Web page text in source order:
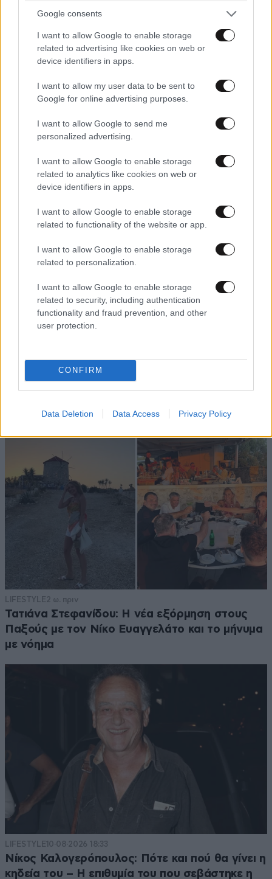
Google consents
I want to allow Google to enable storage
related to advertising like cookies on web or
device identifiers in apps.
I want to allow my user data to be sent to
Google for online advertising purposes.
I want to allow Google to send me
personalized advertising.
I want to allow Google to enable storage
related to analytics like cookies on web or
device identifiers in apps.
I want to allow Google to enable storage
related to functionality of the website or app.
I want to allow Google to enable storage
related to personalization.
I want to allow Google to enable storage
related to security, including authentication
functionality and fraud prevention, and other
user protection.
CONFIRM
Data Deletion Data Access Privacy Policy
LIFESTYLE10·08·2026 18:10
Το καλοκαιρινό ραντεβού του Nicolas Gage με
τον τόπο καταγωγής του, στην Ήπειρο
LIFESTYLE2 ω. πριν
Τατιάνα Στεφανίδου: Η νέα εξόρμηση στους
Παξούς με τον Νίκο Ευαγγελάτο και το μήνυμα
με νόημα
LIFESTYLE10·08·2026 18:33
Νίκος Καλογερόπουλος: Πότε και πού θα γίνει η
κηδεία του – Η επιθυμία του που σεβάστηκε η